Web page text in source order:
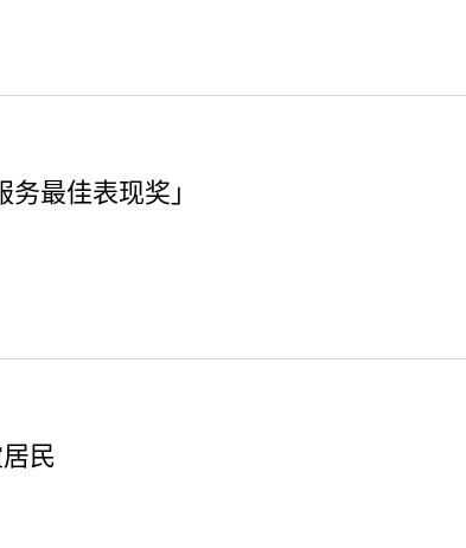
最佳表现奖」
民